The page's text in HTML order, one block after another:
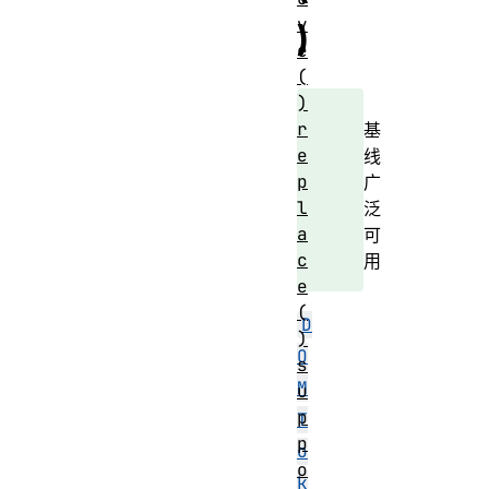
)
基
线
广
泛
可
用
D
O
M
T
o
k
v
e
(
)
r
e
p
l
a
c
e
(
)
s
u
p
p
o